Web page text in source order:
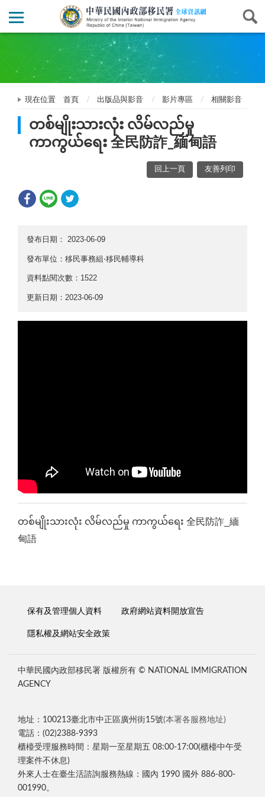
現在位置 首頁 出版品與影音 影片專區 相關影音
တစ်မျိုးသားလုံး လိမ်လည်မှု
ကာကွယ်ရေး 全民防詐_緬甸語
回上一頁 友善列印
發布日期： 2023-06-09
發布單位：移民事務組‧移民輔導科
資料點閱次數：1522
更新日期：2023-06-09
တစ်မျိုးသားလုံး လိမ်လည်မှု ကာကွယ်ရေး 全民防詐_緬
甸語
保有及管理個人資料 政府網站資料開放宣告
隱私權及網站安全政策
中華民國內政部移民署 版權所有 © NATIONAL IMMIGRATION
AGENCY
地址：100213臺北市中正區廣州街15號(本署各服務地址)
電話：(02)2388-9393
櫃檯受理服務時間：星期一至星期五 08:00-17:00(櫃檯中午受
理案件不休息)
外來人士在臺生活諮詢服務熱線：國內 1990 國外 886-800-
001990。